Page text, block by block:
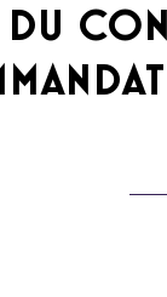
DU